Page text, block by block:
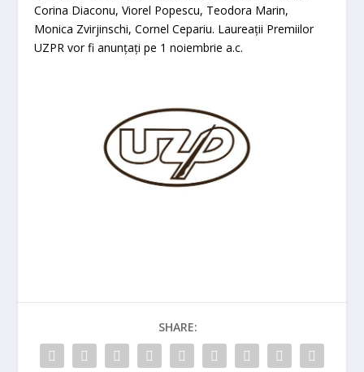
Corina Diaconu, Viorel Popescu, Teodora Marin,
Monica Zvirjinschi, Cornel Cepariu. Laureații Premiilor
UZPR vor fi anunțați pe 1 noiembrie a.c.
SHARE: